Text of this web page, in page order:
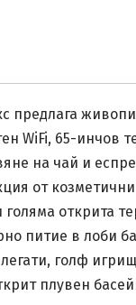
предлага
WiFi, 65-
на чай и
от
открита
питие в лоби
голф
плувен